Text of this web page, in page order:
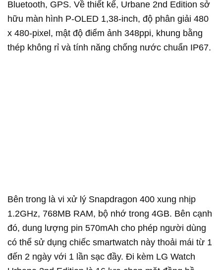
Bluetooth, GPS. Về thiết kế, Urbane 2nd Edition sở
hữu màn hình P-OLED 1,38-inch, độ phân giải 480
x 480-pixel, mật độ điểm ảnh 348ppi, khung bằng
thép không rỉ và tính năng chống nước chuẩn IP67.
Bên trong là vi xử lý Snapdragon 400 xung nhịp
1.2GHz, 768MB RAM, bộ nhớ trong 4GB. Bên cạnh
đó, dung lượng pin 570mAh cho phép người dùng
có thể sử dụng chiếc smartwatch này thoải mái từ 1
đến 2 ngày với 1 lần sạc đầy. Đi kèm LG Watch